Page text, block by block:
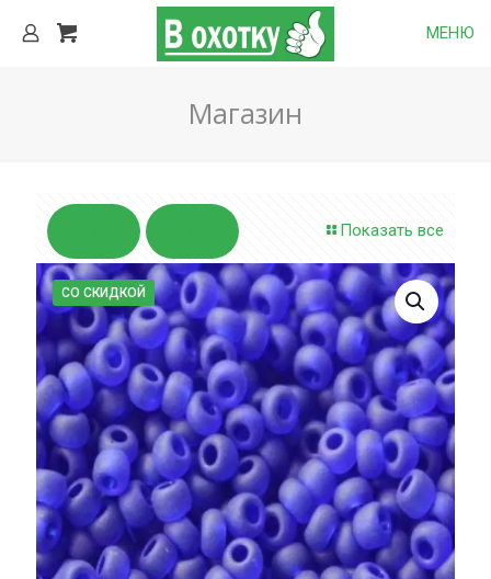
МЕНЮ
Магазин
Показать все
СО СКИДКОЙ